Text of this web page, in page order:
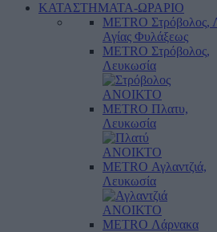
ΚΑΤΑΣΤΗΜΑΤΑ-ΩΡΑΡΙΟ
METRO Στρόβολος,
Αγίας Φυλάξεως
METRO Στρόβολος,
Λευκωσία
ΑΝΟΙΚΤΟ
METRO Πλατυ,
Λευκωσία
ΑΝΟΙΚΤΟ
METRO Αγλαντζιά,
Λευκωσία
ΑΝΟΙΚΤΟ
METRO Λάρνακα